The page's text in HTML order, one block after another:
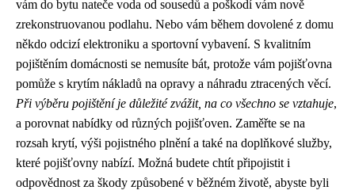
vám do bytu nateče voda od sousedů a poškodí vám nově
zrekonstruovanou podlahu. Nebo vám během dovolené z domu
někdo odcizí elektroniku a sportovní vybavení. S kvalitním
pojištěním domácnosti se nemusíte bát, protože vám pojišťovna
pomůže s krytím nákladů na opravy a náhradu ztracených věcí.
Při výběru pojištění je důležité zvážit, na co všechno se vztahuje,
a porovnat nabídky od různých pojišťoven. Zaměřte se na
rozsah krytí, výši pojistného plnění a také na doplňkové služby,
které pojišťovny nabízí. Možná budete chtít připojistit i
odpovědnost za škody způsobené v běžném životě, abyste byli